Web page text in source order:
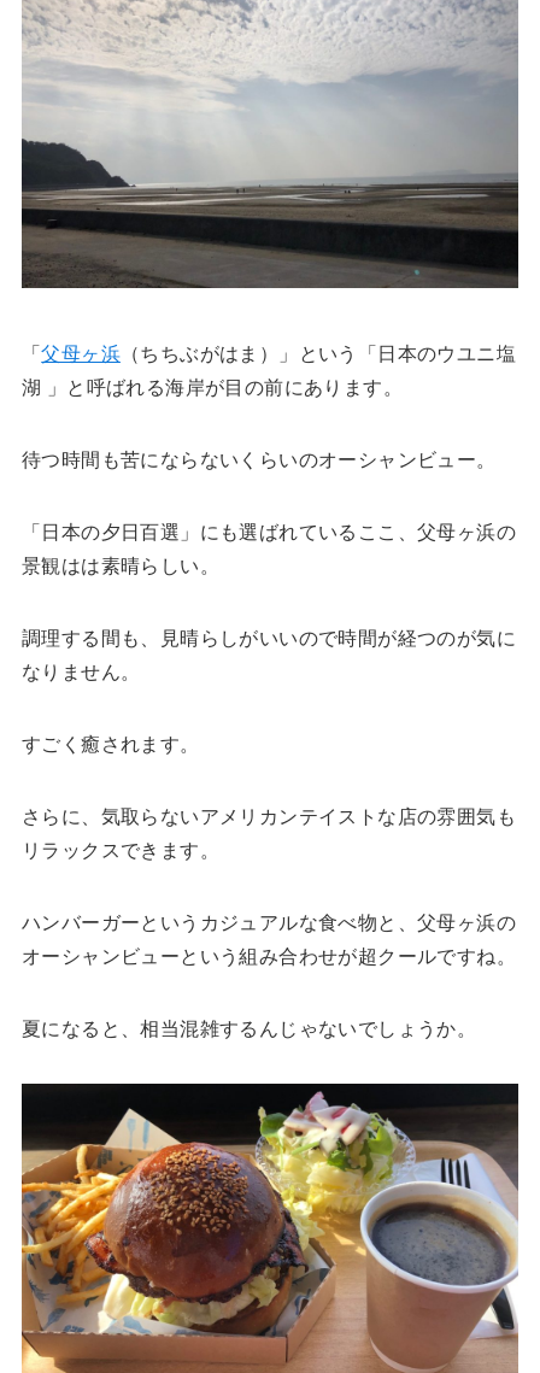
「父母ヶ浜（ちちぶがはま）」という「日本のウユニ塩
湖 」と呼ばれる海岸が目の前にあります。
待つ時間も苦にならないくらいのオーシャンビュー。
「日本の夕日百選」にも選ばれているここ、父母ヶ浜の
景観はは素晴らしい。
調理する間も、見晴らしがいいので時間が経つのが気に
なりません。
すごく癒されます。
さらに、気取らないアメリカンテイストな店の雰囲気も
リラックスできます。
ハンバーガーというカジュアルな食べ物と、父母ヶ浜の
オーシャンビューという組み合わせが超クールですね。
夏になると、相当混雑するんじゃないでしょうか。